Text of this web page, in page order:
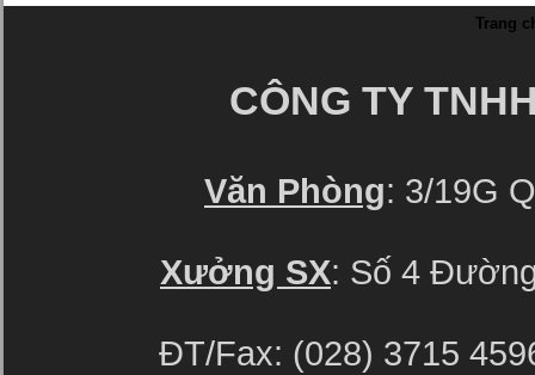
Trang
CÔNG TY
Văn Phòng: 3/19G
Xưởng SX: Số 4
ĐT/Fax: (028)